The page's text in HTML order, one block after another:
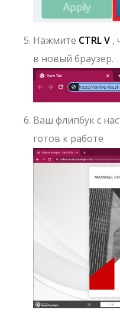
Нажмите CTRL V ,
в новый браузер.
Ваш флипбук с
готов к работе